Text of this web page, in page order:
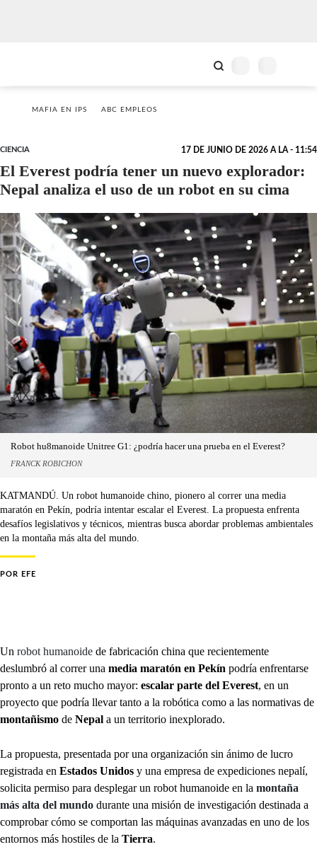
MAFIA EN IPS ABC EMPLEOS
CIENCIA 17 DE JUNIO DE 2026 A LA - 11:54
El Everest podría tener un nuevo explorador:
Nepal analiza el uso de un robot en su cima
Robot hu8manoide Unitree G1: ¿podría hacer una prueba en el Everest?
FRANCK ROBICHON
KATMANDÚ. Un robot humanoide chino, pionero al correr una media
maratón en Pekín, podría intentar escalar el Everest. La propuesta enfrenta
desafíos legislativos y técnicos, mientras busca abordar problemas ambientales
en la montaña más alta del mundo.
POR EFE
Un robot humanoide de fabricación china que recientemente
deslumbró al correr una media maratón en Pekín podría enfrentarse
pronto a un reto mucho mayor: escalar parte del Everest, en un
proyecto que podría llevar tanto a la robótica como a las normativas de
montañismo de Nepal a un territorio inexplorado.
La propuesta, presentada por una organización sin ánimo de lucro
registrada en Estados Unidos y una empresa de expediciones nepalí,
solicita permiso para desplegar un robot humanoide en la montaña
más alta del mundo durante una misión de investigación destinada a
comprobar cómo se comportan las máquinas avanzadas en uno de los
entornos más hostiles de la Tierra.